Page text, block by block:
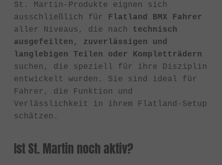
St. Martin-Produkte eignen sich
ausschließlich für Flatland BMX Fahrer
aller Niveaus, die nach technisch
ausgefeilten, zuverlässigen und
langlebigen Teilen oder Kompletträdern
suchen, die speziell für ihre Disziplin
entwickelt wurden. Sie sind ideal für
Fahrer, die Funktion und
Verlässlichkeit in ihrem Flatland-Setup
schätzen.
Ist St. Martin noch aktiv?